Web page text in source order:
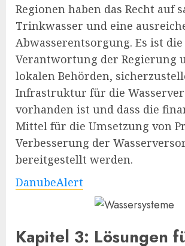
Regionen haben das Recht auf
Trinkwasser und eine
Abwasserentsorgung. Es ist die
Verantwortung der Regierung
lokalen Behörden,
Infrastruktur für die
vorhanden ist und dass die
Mittel für die Umsetzung von
Verbesserung der
bereitgestellt werden.
DanubeAlert
Kapitel 3: Lösungen